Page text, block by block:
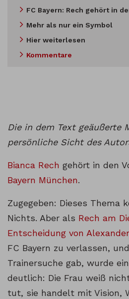
FC Bayern: Rech gehört in
Mehr als nur ein Symbol
Hier weiterlesen
Kommentare
Die in dem Text geäußerte
persönliche Sicht des
Bianca Rech gehört in den
Bayern München.
Zugegeben: Dieses Thema
Nichts. Aber als Rech am
Entscheidung von
FC Bayern zu verlassen,
Trainersuche gab, wurde
deutlich: Die Frau weiß
tut, sie handelt mit Vision,